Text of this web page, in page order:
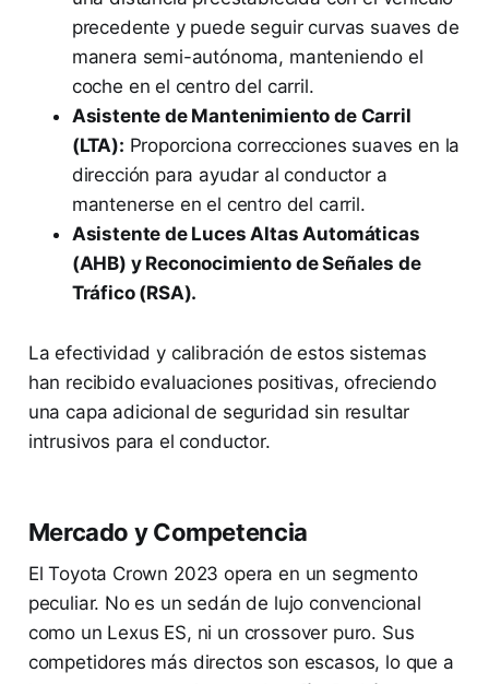
precedente y puede seguir curvas suaves de
manera semi-autónoma, manteniendo el
coche en el centro del carril.
Asistente de Mantenimiento de Carril
(LTA): Proporciona correcciones suaves en la
dirección para ayudar al conductor a
mantenerse en el centro del carril.
Asistente de Luces Altas Automáticas
(AHB) y Reconocimiento de Señales de
Tráfico (RSA).
La efectividad y calibración de estos sistemas
han recibido evaluaciones positivas, ofreciendo
una capa adicional de seguridad sin resultar
intrusivos para el conductor.
Mercado y Competencia
El Toyota Crown 2023 opera en un segmento
peculiar. No es un sedán de lujo convencional
como un Lexus ES, ni un crossover puro. Sus
competidores más directos son escasos, lo que a